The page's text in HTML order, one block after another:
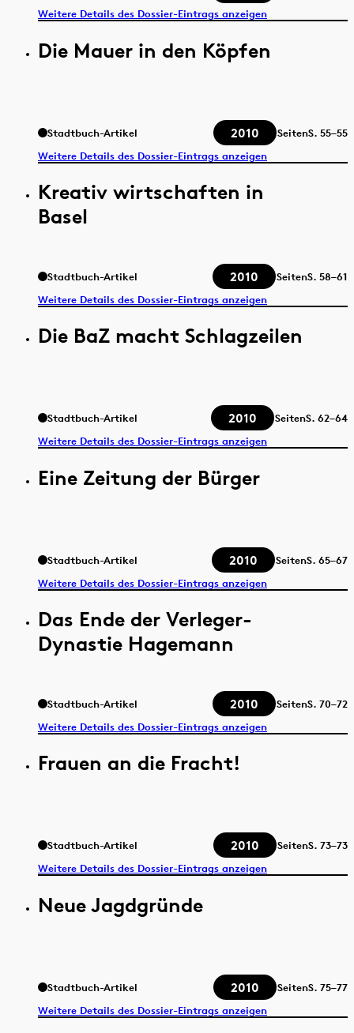
Weitere Details des Dossier-Eintrags anzeigen
Die Mauer in den Köpfen
Stadtbuch-Artikel 2010 SeitenS. 55–55
Weitere Details des Dossier-Eintrags anzeigen
Kreativ wirtschaften in
Basel
Stadtbuch-Artikel 2010 SeitenS. 58–61
Weitere Details des Dossier-Eintrags anzeigen
Die BaZ macht Schlagzeilen
Stadtbuch-Artikel 2010 SeitenS. 62–64
Weitere Details des Dossier-Eintrags anzeigen
Eine Zeitung der Bürger
Stadtbuch-Artikel 2010 SeitenS. 65–67
Weitere Details des Dossier-Eintrags anzeigen
Das Ende der Verleger-
Dynastie Hagemann
Stadtbuch-Artikel 2010 SeitenS. 70–72
Weitere Details des Dossier-Eintrags anzeigen
Frauen an die Fracht!
Stadtbuch-Artikel 2010 SeitenS. 73–73
Weitere Details des Dossier-Eintrags anzeigen
Neue Jagdgründe
Stadtbuch-Artikel 2010 SeitenS. 75–77
Weitere Details des Dossier-Eintrags anzeigen